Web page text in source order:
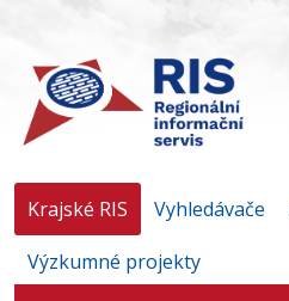
Krajské RIS Vyhledávače
Výzkumné projekty